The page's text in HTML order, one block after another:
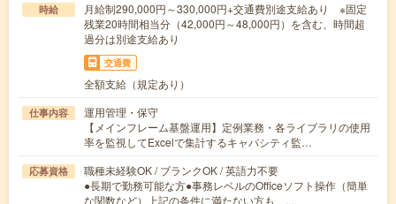
時給
月給制290,000円～330,000円+交通費別途支給あり ※固定
残業20時間相当分（42,000円～48,000円）を含む、時間超
過分は別途支給あり
交通費
全額支給（規定あり）
仕事内容
運用管理・保守
【メインフレーム基盤運用】定例業務・各ライブラリの使用
率を監視してExcelで集計するキャパシティ監…
応募資格
職種未経験OK / ブランクOK / 英語力不要
●長期で勤務可能な方●事務レベルのOfficeソフト操作（簡単
な関数など）上記の条件に満たない方も、…